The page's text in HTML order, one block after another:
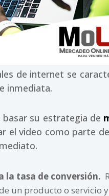
de internet se
inmediata.
basar su estrategia de
el video como parte
la tasa de conversión.
un producto o servicio